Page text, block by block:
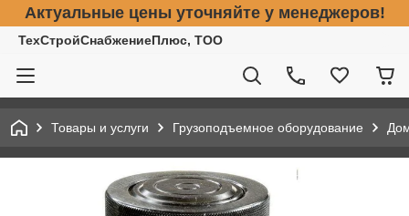
Актуальные цены уточняйте у менеджеров!
ТехСтройСнабжениеПлюс, ТОО
Товары и услуги Грузоподъемное оборудование